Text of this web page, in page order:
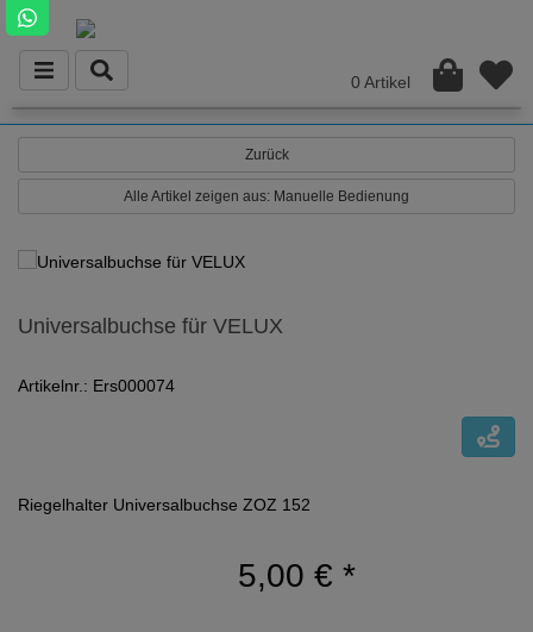
0 Artikel
Zurück
Alle Artikel zeigen aus: Manuelle Bedienung
Universalbuchse für VELUX
Artikelnr.: Ers000074
Riegelhalter Universalbuchse ZOZ 152
5,00 € *